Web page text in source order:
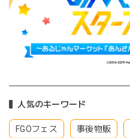
人気のキーワード
FGOフェス 事後物販